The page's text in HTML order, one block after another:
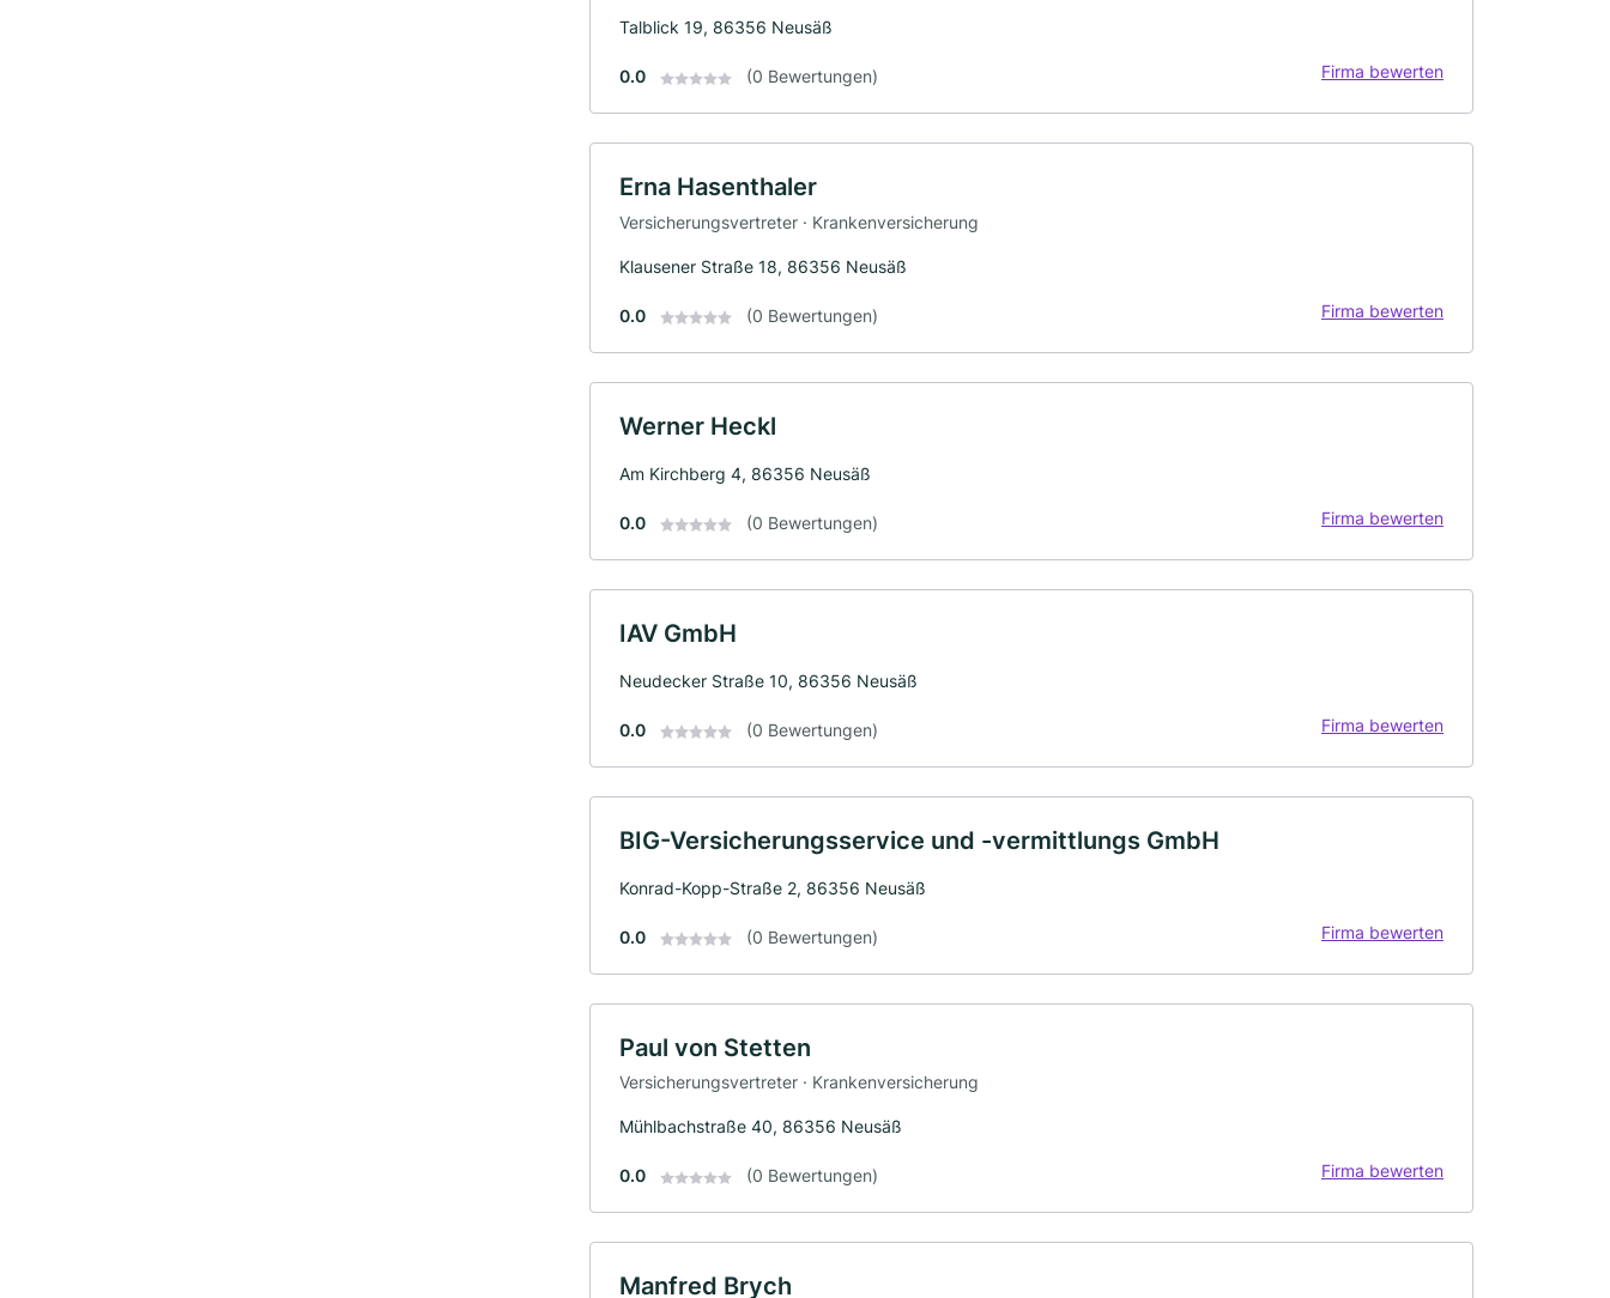
Talblick 19, 86356 Neusäß
0.0 (0 Bewertungen) Firma bewerten
Erna Hasenthaler
Versicherungsvertreter · Krankenversicherung
Klausener Straße 18, 86356 Neusäß
0.0 (0 Bewertungen) Firma bewerten
Werner Heckl
Am Kirchberg 4, 86356 Neusäß
0.0 (0 Bewertungen) Firma bewerten
IAV GmbH
Neudecker Straße 10, 86356 Neusäß
0.0 (0 Bewertungen) Firma bewerten
BIG-Versicherungsservice und -vermittlungs GmbH
Konrad-Kopp-Straße 2, 86356 Neusäß
0.0 (0 Bewertungen) Firma bewerten
Paul von Stetten
Versicherungsvertreter · Krankenversicherung
Mühlbachstraße 40, 86356 Neusäß
0.0 (0 Bewertungen) Firma bewerten
Manfred Brych